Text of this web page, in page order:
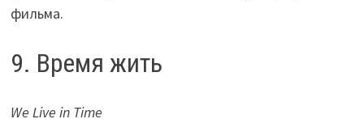
фильма.
9. Время жить
We Live in Time